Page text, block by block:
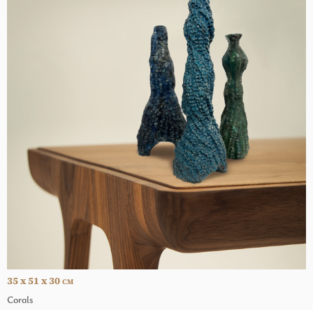
Corals
35 x 51 x 30 CM